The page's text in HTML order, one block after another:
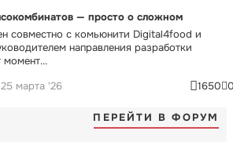
— просто о сложном
совместно с комьюнити Digital4food и
направления разработки
момент...
25 марта '26 1650
ПЕРЕЙТИ В ФОРУМ